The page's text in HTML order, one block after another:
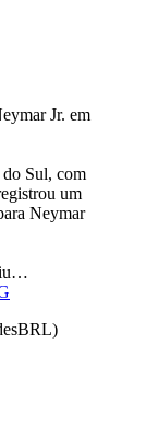
Jr. em
Sul, com
um
Neymar